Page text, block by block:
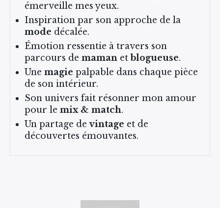
émerveille mes yeux.
Inspiration par son approche de la
mode décalée.
Émotion ressentie à travers son
parcours de mamanet blogueuse.
Une magie palpable dans chaque pièce
de son intérieur.
Son univers fait résonner mon amour
pour le mix & match.
Un partage devintage et de
découvertes émouvantes.